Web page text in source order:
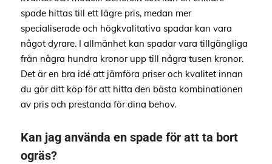
spade hittas till ett lägre pris, medan mer
specialiserade och högkvalitativa spadar kan vara
något dyrare. I allmänhet kan spadar vara tillgängliga
från några hundra kronor upp till några tusen kronor.
Det är en bra idé att jämföra priser och kvalitet innan
du gör ditt köp för att hitta den bästa kombinationen
av pris och prestanda för dina behov.
Kan jag använda en spade för att ta bort
ogräs?